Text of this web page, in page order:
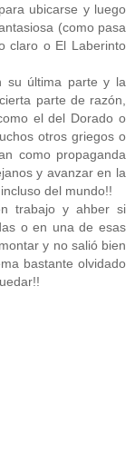
ubicarse y luego
(como pasa
claro o El Laberinto
su última parte y la
parte de razón,
el del Dorado o
otros griegos o
como propaganda
y avanzar en la
del mundo!!
trabajo y ahber si
o en una de esas
y no salió bien
bastante olvidado